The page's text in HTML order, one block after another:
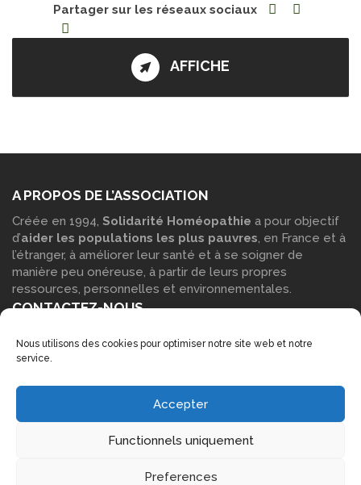
Nous utilisons des cookies pour optimiser notre site web et notre
service.
Accepter
Functionnels uniquement
Preferences
Partager sur les réseaux sociaux
AFFICHE
A PROPOS DE L’ASSOCIATION
Créée en 1994, Solidarité Homéopathie a pour objectif
d’aider les populations les plus pauvres , en France et à
l’étranger, à améliorer leur santé et à se soigner de
manière peu onéreuse, à partir de leurs propres
ressources, personnelles et environnementales.
CONTACTEZ-NOUS
Solidarité Homéopathie – Maison des associations, Parc
53 Pare-mailà l’aide de notreformulaire de contact.
LIENS COMPLÉMENTAIRES
Mentions légales